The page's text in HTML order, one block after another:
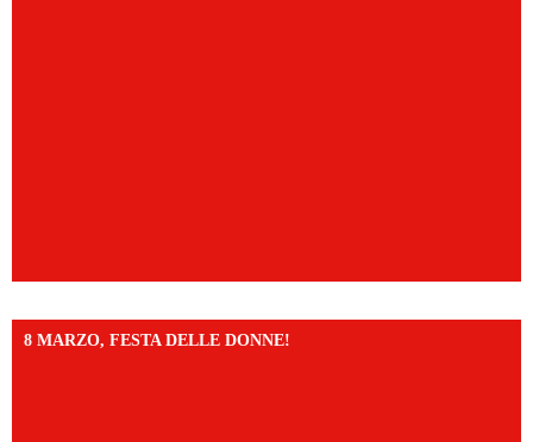
8 MARZO, FESTA DELLE DONNE!